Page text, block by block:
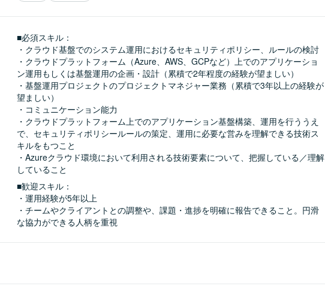
■必須スキル：
・クラウド基盤でのシステム運用におけるセキュリティポリシー、ルールの検討
・クラウドプラットフォーム（Azure、AWS、GCPなど）上でのアプリケーショ
ン運用もしくは基盤運用の企画・設計（累積で2年程度の経験が望ましい）
・基盤運用プロジェクトのプロジェクトマネジャー業務（累積で3年以上の経験が
望ましい）
・コミュニケーション能力
・クラウドプラットフォーム上でのアプリケーション基盤構築、運用を行ううえ
で、セキュリティポリシールールの策定、運用に必要な営みを理解できる技術ス
キルをもつこと
・Azureクラウド環境において利用される技術要素について、把握している／理解
していること
■歓迎スキル：
・運用経験が5年以上
・チームやクライアントとの調整や、課題・進捗を明確に報告できること。円滑
な協力ができる人柄を重視